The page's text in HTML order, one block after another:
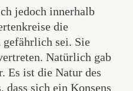
jedoch innerhalb
die
gefährlich sei. Sie
Natürlich gab
Es ist die Natur des
dass sich ein Konsens